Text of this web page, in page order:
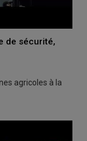
de sécurité,
agricoles à la